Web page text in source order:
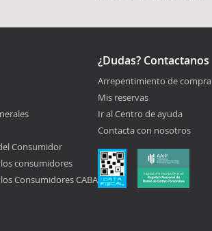
Consumidor
los consumidores
Consumidores CABA
¿Dudas? Contactanos
Arrepentimiento de compra
Mis reservas
Ir al Centro de ayuda
Contacta con nosotros